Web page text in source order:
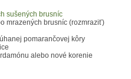
sušených brusníc
mrazených brusníc (rozmraziť)
pomarančovej kôry
alebo nové korenie